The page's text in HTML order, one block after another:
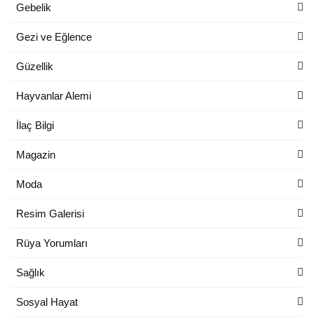
Gebelik
Gezi ve Eğlence
Güzellik
Hayvanlar Alemi
İlaç Bilgi
Magazin
Moda
Resim Galerisi
Rüya Yorumları
Sağlık
Sosyal Hayat